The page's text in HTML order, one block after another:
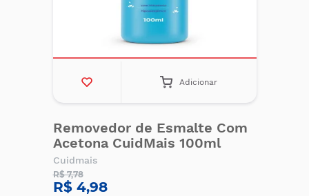
Adicionar
Removedor de Esmalte Com
Acetona CuidMais 100ml
Cuidmais
R$ 7,78
R$ 4,98